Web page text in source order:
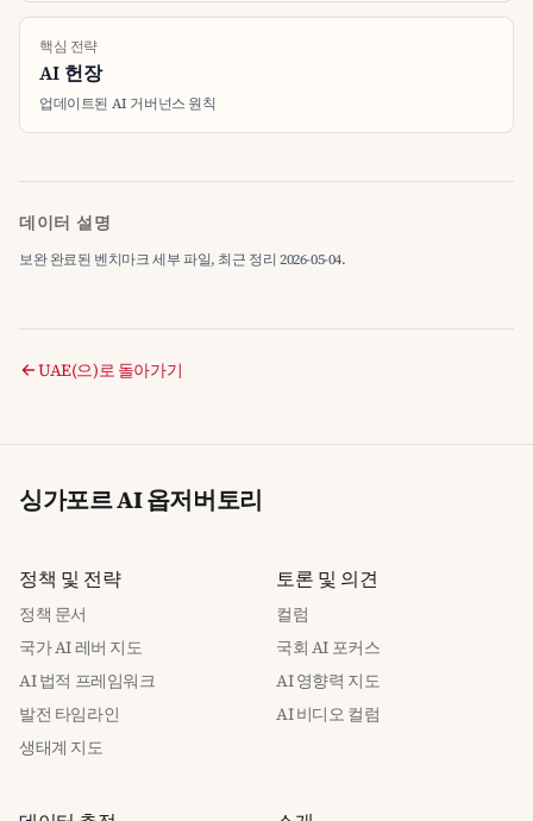
핵심 전략
AI 헌장
업데이트된 AI 거버넌스 원칙
데이터 설명
보완 완료된 벤치마크 세부 파일, 최근 정리 2026-05-04.
UAE(으)로 돌아가기
싱가포르 AI 옵저버토리
정책 및 전략
정책 문서
국가 AI 레버 지도
AI 법적 프레임워크
발전 타임라인
생태계 지도
토론 및 의견
컬럼
국회 AI 포커스
AI 영향력 지도
AI 비디오 컬럼